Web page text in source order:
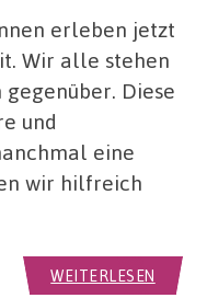
erleben jetzt
Wir alle stehen
Diese
und
eine
wir hilfreich
WEITERLESEN